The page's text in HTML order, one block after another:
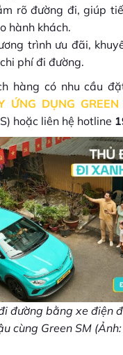
rõ đường đi, giúp
hành khách.
trình ưu đãi,
phí đi đường.
hàng có nhu cầu
ỨNG DỤNG GREEN
hoặc liên hệ hotline
đường bằng xe điện
cùng Green SM